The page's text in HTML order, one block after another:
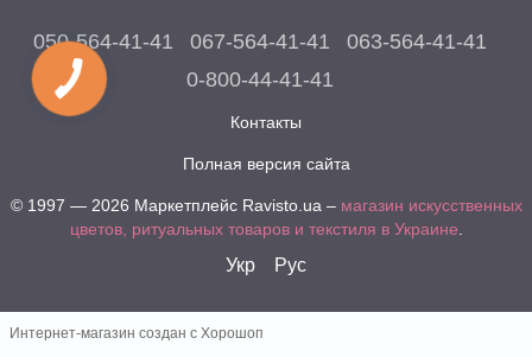
050-564-41-41 067-564-41-41
063-564-41-41
0-800-44-41-41
Контакты
Полная версия сайта
© 1997 — 2026 Маркетплейс Ravisto.ua – магазин искусственных
цветов, ритуальных товаров и текстиля в Украине
Укр Рус
Интернет-магазин создан с Хорошоп